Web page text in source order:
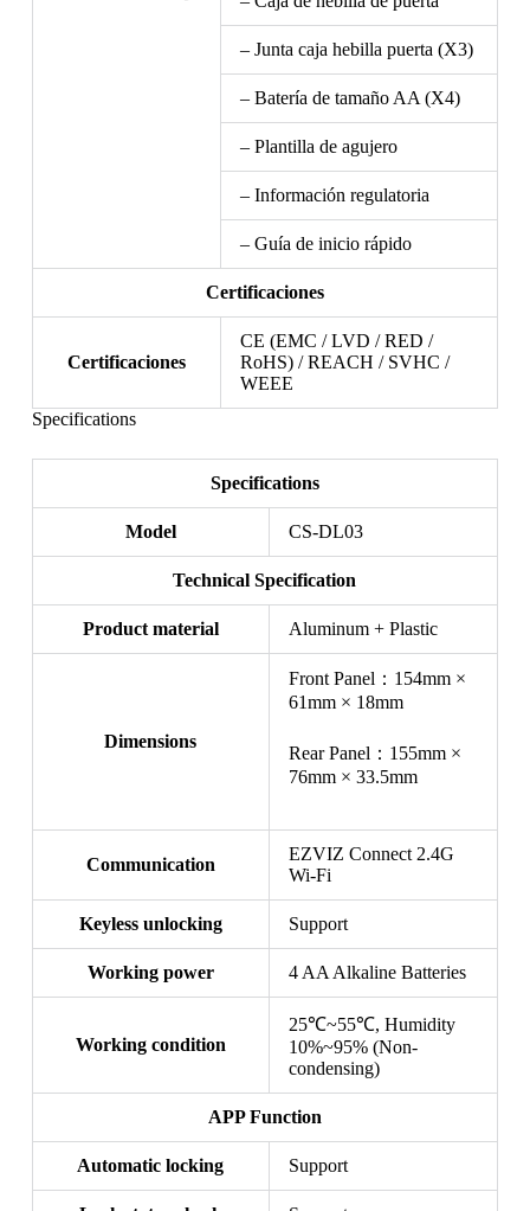
– Junta caja hebilla puerta (X3)
– Batería de tamaño AA (X4)
– Plantilla de agujero
– Información regulatoria
– Guía de inicio rápido
Certificaciones
Certificaciones
CE (EMC / LVD / RED /
RoHS) / REACH / SVHC /
WEEE
Specifications
Specifications
Model CS-DL03
Technical Specification
Product material Aluminum + Plastic
Dimensions
Front Panel：154mm ×
61mm × 18mm
Rear Panel：155mm ×
76mm × 33.5mm
Communication
EZVIZ Connect 2.4G
Wi-Fi
Keyless unlocking Support
Working power 4 AA Alkaline Batteries
Working condition
25℃~55℃, Humidity
10%~95% (Non-
condensing)
APP Function
Automatic locking Support